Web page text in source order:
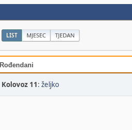
LIST MJESEC TJEDAN
Rođendani
Kolovoz 11: željko